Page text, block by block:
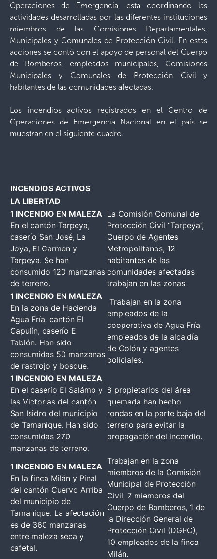
Operaciones de Emergencia, está coordinando las
actividades desarrolladas por las diferentes instituciones
miembros de las Comisiones Departamentales,
Municipales y Comunales de Protección Civil. En estas
acciones se contó con el apoyo de personal del Cuerpo
de Bomberos, empleados municipales, Comisiones
Municipales y Comunales de Protección Civil y
habitantes de las comunidades afectadas.
Los incendios activos registrados en el Centro de
Operaciones de Emergencia Nacional en el país se
muestran en el siguiente cuadro.
INCENDIOS ACTIVOS
LA LIBERTAD
1 INCENDIO EN MALEZA
En el cantón Tarpeya,
caserío San José, La
Joya, El Carmen y
Tarpeya. Se han
consumido 120 manzanas
de terreno.
La Comisión Comunal de
Protección Civil “Tarpeya”,
Cuerpo de Agentes
Metropolitanos, 12
habitantes de las
comunidades afectadas
trabajan en las zonas.
1 INCENDIO EN MALEZA
En la zona de Hacienda
Agua Fría, cantón El
Capulín, caserío El
Tablón. Han sido
consumidas 50 manzanas
de rastrojo y bosque.
Trabajan en la zona
empleados de la
cooperativa de Agua Fría,
empleados de la alcaldía
de Colón y agentes
policiales.
1 INCENDIO EN MALEZA
En el caserío El Salámo y
las Victorias del cantón
San Isidro del municipio
de Tamanique. Han sido
consumidas 270
manzanas de terreno.
8 propietarios del área
quemada han hecho
rondas en la parte baja del
terreno para evitar la
propagación del incendio.
1 INCENDIO EN MALEZA
En la finca Milán y Pinal
del cantón Cuervo Arriba
del municipio de
Tamanique. La afectación
es de 360 manzanas
entre maleza seca y
cafetal.
Trabajan en la zona
miembros de la Comisión
Municipal de Protección
Civil, 7 miembros del
Cuerpo de Bomberos, 1 de
la Dirección General de
Protección Civil (DGPC),
10 empleados de la finca
Milán.